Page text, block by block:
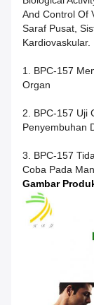
And Control Of
Saraf Pusat,
Kardiovaskular.
1. BPC-157
Organ
2. BPC-157 Uji
Penyembuhan
3. BPC-157
Coba Pada
Gambar